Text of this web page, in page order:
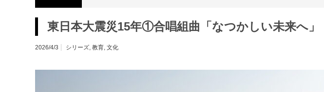
東日本大震災15年①合唱組曲「なつかしい未来へ」
2026/4/3 シリーズ, 教育, 文化